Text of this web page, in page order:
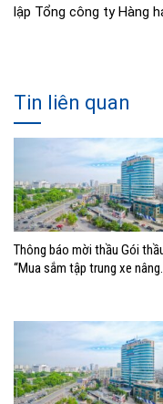
lập Tổng công ty Hàng
Tin liên quan
Thông báo mời thầu Gói
“Mua sắm tập trung xe nâng